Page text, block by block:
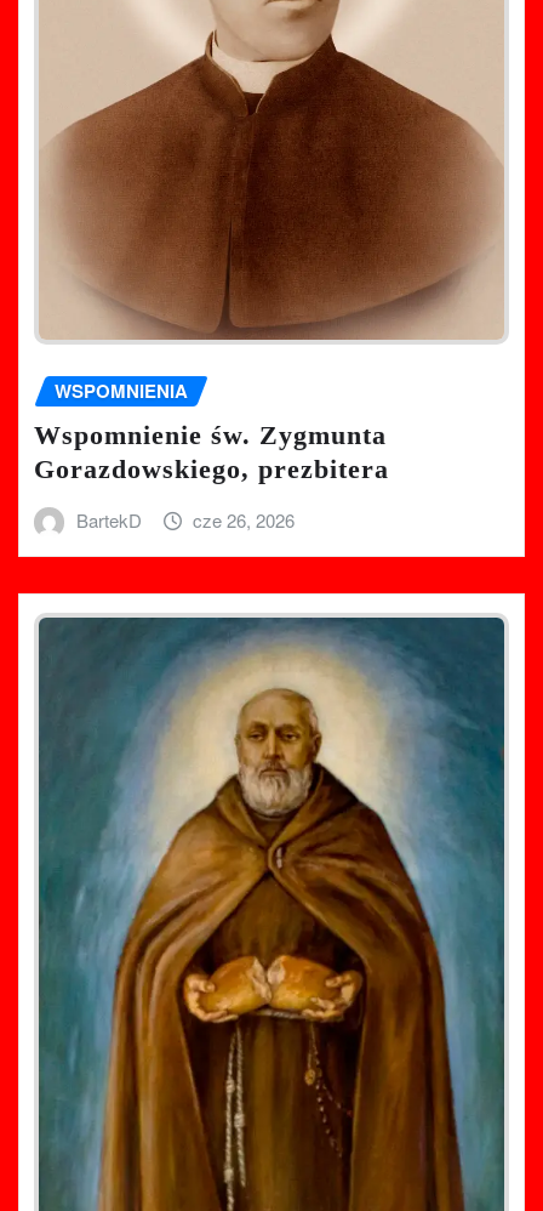
WSPOMNIENIA
Wspomnienie św. Zygmunta
Gorazdowskiego, prezbitera
BartekD cze 26, 2026